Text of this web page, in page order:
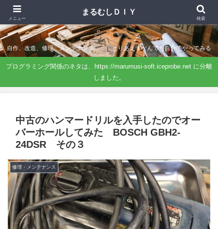
まるむしＤＩＹ
自作、改造、修理、メンテナンス．．．とりあえずなんでも自分でやってみる
プログラミング関係のネタは、https://marumusi-soft.iceprobe.net に分離
しました。
中古のハンマードリルを入手したのでオー
バーホールしてみた BOSCH GBH2-
24DSR その３
修理・メンテナンス
メニュー
まるむしＤＩＹ
検索